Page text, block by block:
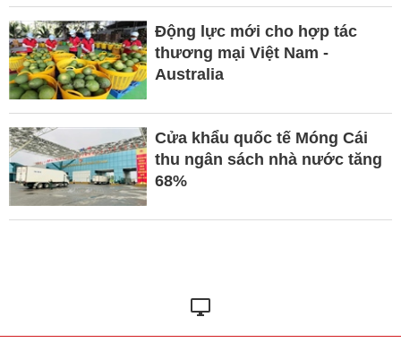
Động lực mới cho hợp tác
thương mại Việt Nam -
Australia
Cửa khẩu quốc tế Móng Cái
thu ngân sách nhà nước tăng
68%